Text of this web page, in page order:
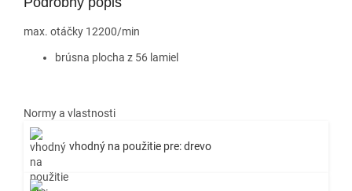
max. otáčky 12200/min
brúsna plocha z 56 lamiel
Normy a vlastnosti
vhodný na použitie pre: drevo